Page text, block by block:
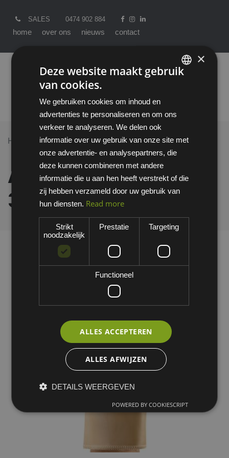
SALES 0474 902 884
home over ons nieuws contact
Home >All Products
Ansell NitraSafe 28-360 handschoen
Ansell NitraSafe 28-
360 handschoen
×
Deze website maakt gebruik
van cookies.
We gebruiken cookies om inhoud en
advertenties te personaliseren en om ons
verkeer te analyseren. We delen ook
informatie over uw gebruik van onze site met
onze advertentie- en analysepartners, die
deze kunnen combineren met andere
informatie die u aan hen heeft verstrekt of die
zij hebben verzameld door uw gebruik van
hun diensten. Read more
Strikt
noodzakelijk
Prestatie Targeting
Functioneel
ALLES ACCEPTEREN
ALLES AFWIJZEN
DETAILS WEERGEVEN
POWERED BY COOKIESCRIPT